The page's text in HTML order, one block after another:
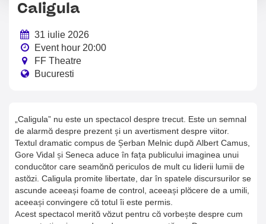
„Caligula” nu este un spectacol despre trecut. Este un semnal
de alarmă despre prezent și un avertisment despre viitor.
Textul dramatic compus de Șerban Melnic după Albert Camus,
Gore Vidal și Seneca aduce în fața publicului imaginea unui
conducător care seamănă periculos de mult cu liderii lumii de
astăzi. Caligula promite libertate, dar în spatele discursurilor se
ascunde aceeași foame de control, aceeași plăcere de a umili,
aceeași convingere că totul îi este permis.
Acest spectacol merită văzut pentru că vorbește despre cum
Caligula
31 iulie 2026
Event hour 20:00
FF Theatre
Bucuresti